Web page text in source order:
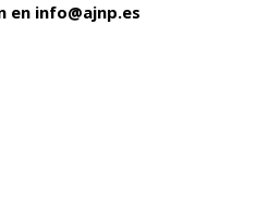
en info@ajnp.es